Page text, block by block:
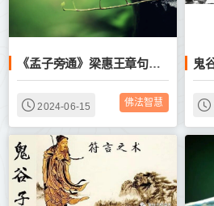
《孟子旁通》梁惠王章句下（35） ┇ 仁义的实质与权谋
2024-06-15 佛法智慧